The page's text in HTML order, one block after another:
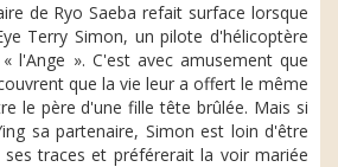
de Ryo Saeba refait surface lorsque
Terry Simon, un pilote d'hélicoptère
l'Ange ». C'est avec amusement que
que la vie leur a offert le même
le père d'une fille tête brûlée. Mais si
sa partenaire, Simon est loin d'être
traces et préférerait la voir mariée